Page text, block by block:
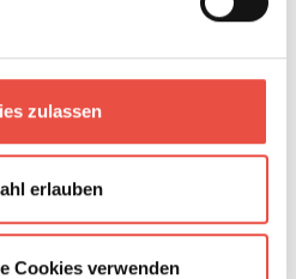
zulassen
erlauben
Cookies verwenden